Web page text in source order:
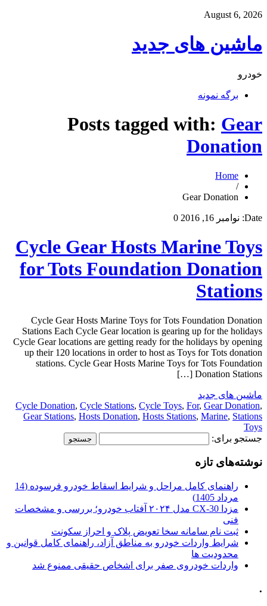
August 6, 2026
ماشین های جدید
خودرو
برگه نمونه
Posts tagged with: Gear
Donation
Home
/
Gear Donation
Date: نوامبر 16, 2016 0
Cycle Gear Hosts Marine Toys
for Tots Foundation Donation
Stations
Cycle Gear Hosts Marine Toys for Tots Foundation Donation
Stations Each Cycle Gear location is gearing up for the holidays
Cycle Gear locations are getting ready for the holidays by opening
up their 120 locations in order to host as Toys for Tots donation
stations. Cycle Gear Hosts Marine Toys for Tots Foundation
Donation Stations […]
ماشین های جدید
Cycle Donation, Cycle Stations, Cycle Toys, For, Gear Donation,
Gear Stations, Hosts Donation, Hosts Stations, Marine, Stations
Toys
جستجو برای:
نوشته‌های تازه
راهنمای کامل مراحل و شرایط اسقاط خودرو فرسوده (14
مرداد 1405)
مزدا CX-30 مدل ۲۰۲۴ آفتاب خودرو؛ بررسی و مشخصات
فنی
ثبت نام سامانه سخا تعویض پلاک و احراز سکونت
شرایط واردات خودرو به مناطق آزاد، راهنمای کامل قوانین و
محدودیت ها
واردات خودروی صفر برای اشخاص حقیقی ممنوع شد
.